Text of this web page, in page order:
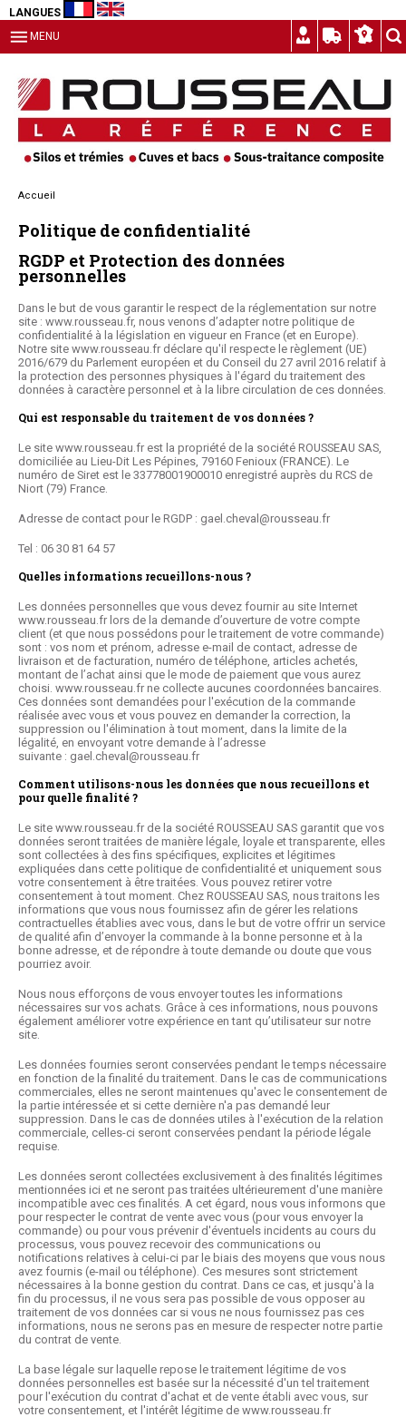
LANGUES
MENU
Accueil
Politique de confidentialité
RGDP et Protection des données
personnelles
Dans le but de vous garantir le respect de la réglementation sur notre
site : www.rousseau.fr, nous venons d’adapter notre politique de
confidentialité à la législation en vigueur en France (et en Europe).
Notre site www.rousseau.fr déclare qu'il respecte le règlement (UE)
2016/679 du Parlement européen et du Conseil du 27 avril 2016 relatif à
la protection des personnes physiques à l'égard du traitement des
données à caractère personnel et à la libre circulation de ces données.
Qui est responsable du traitement de vos données ?
Le site www.rousseau.fr est la propriété de la société ROUSSEAU SAS,
domiciliée au Lieu-Dit Les Pépines, 79160 Fenioux (FRANCE). Le
numéro de Siret est le 33778001900010 enregistré auprès du RCS de
Niort (79) France.
Adresse de contact pour le RGDP : gael.cheval@rousseau.fr
Tel : 06 30 81 64 57
Quelles informations recueillons-nous ?
Les données personnelles que vous devez fournir au site Internet
www.rousseau.fr lors de la demande d’ouverture de votre compte
client (et que nous possédons pour le traitement de votre commande)
sont : vos nom et prénom, adresse e-mail de contact, adresse de
livraison et de facturation, numéro de téléphone, articles achetés,
montant de l’achat ainsi que le mode de paiement que vous aurez
choisi. www.rousseau.fr ne collecte aucunes coordonnées bancaires.
Ces données sont demandées pour l'exécution de la commande
réalisée avec vous et vous pouvez en demander la correction, la
suppression ou l'élimination à tout moment, dans la limite de la
légalité, en envoyant votre demande à l’adresse
suivante : gael.cheval@rousseau.fr
Comment utilisons-nous les données que nous recueillons et
pour quelle finalité ?
Le site www.rousseau.fr de la société ROUSSEAU SAS garantit que vos
données seront traitées de manière légale, loyale et transparente, elles
sont collectées à des fins spécifiques, explicites et légitimes
expliquées dans cette politique de confidentialité et uniquement sous
votre consentement à être traitées. Vous pouvez retirer votre
consentement à tout moment. Chez ROUSSEAU SAS, nous traitons les
informations que vous nous fournissez afin de gérer les relations
contractuelles établies avec vous, dans le but de votre offrir un service
de qualité afin d’envoyer la commande à la bonne personne et à la
bonne adresse, et de répondre à toute demande ou doute que vous
pourriez avoir.
Nous nous efforçons de vous envoyer toutes les informations
nécessaires sur vos achats. Grâce à ces informations, nous pouvons
également améliorer votre expérience en tant qu’utilisateur sur notre
site.
Les données fournies seront conservées pendant le temps nécessaire
en fonction de la finalité du traitement. Dans le cas de communications
commerciales, elles ne seront maintenues qu'avec le consentement de
la partie intéressée et si cette dernière n'a pas demandé leur
suppression. Dans le cas de données utiles à l'exécution de la relation
commerciale, celles-ci seront conservées pendant la période légale
requise.
Les données seront collectées exclusivement à des finalités légitimes
mentionnées ici et ne seront pas traitées ultérieurement d'une manière
incompatible avec ces finalités. A cet égard, nous vous informons que
pour respecter le contrat de vente avec vous (pour vous envoyer la
commande) ou pour vous prévenir d'éventuels incidents au cours du
processus, vous pouvez recevoir des communications ou
notifications relatives à celui-ci par le biais des moyens que vous nous
avez fournis (e-mail ou téléphone). Ces mesures sont strictement
nécessaires à la bonne gestion du contrat. Dans ce cas, et jusqu'à la
fin du processus, il ne vous sera pas possible de vous opposer au
traitement de vos données car si vous ne nous fournissez pas ces
informations, nous ne serons pas en mesure de respecter notre partie
du contrat de vente.
La base légale sur laquelle repose le traitement légitime de vos
données personnelles est basée sur la nécessité d'un tel traitement
pour l'exécution du contrat d'achat et de vente établi avec vous, sur
votre consentement, et l'intérêt légitime de www.rousseau.fr